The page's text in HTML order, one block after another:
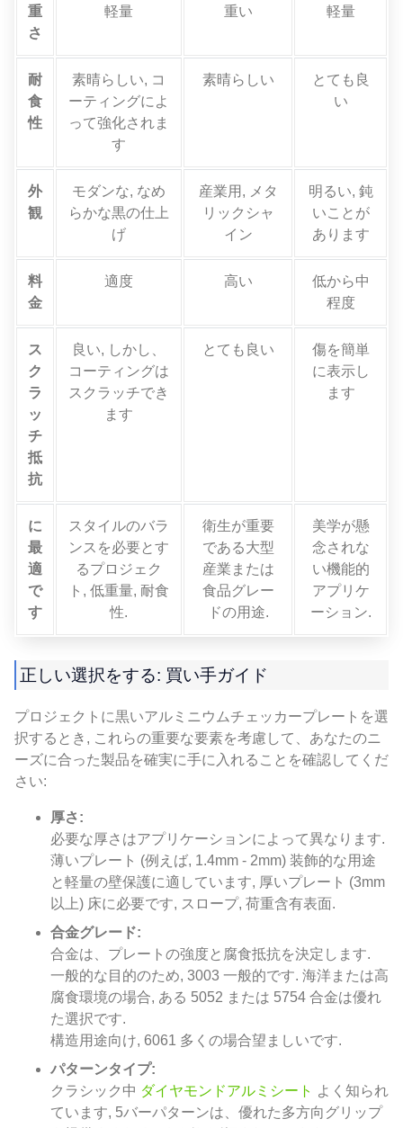
重
さ
軽量 重い 軽量
耐
食
性
素晴らしい, コ
ーティングによ
って強化されま
す
素晴らしい
とても良
い
外
観
モダンな, なめ
らかな黒の仕上
げ
産業用, メタ
リックシャ
イン
明るい, 鈍
いことが
あります
料
金
適度 高い
低から中
程度
ス
ク
ラ
ッ
チ
抵
抗
良い, しかし、
コーティングは
スクラッチでき
ます
とても良い
傷を簡単
に表示し
ます
に
最
適
で
す
スタイルのバラ
ンスを必要とす
るプロジェク
ト, 低重量, 耐食
性.
衛生が重要
である大型
産業または
食品グレー
ドの用途.
美学が懸
念されな
い機能的
アプリケ
ーション.
正しい選択をする: 買い手ガイド
プロジェクトに黒いアルミニウムチェッカープレートを選
択するとき, これらの重要な要素を考慮して、あなたのニ
ーズに合った製品を確実に手に入れることを確認してくだ
さい:
厚さ:
必要な厚さはアプリケーションによって異なります.
薄いプレート (例えば, 1.4mm - 2mm) 装飾的な用途
と軽量の壁保護に適しています, 厚いプレート (3mm
以上) 床に必要です, スロープ, 荷重含有表面.
合金グレード:
合金は、プレートの強度と腐食抵抗を決定します.
一般的な目的のため, 3003 一般的です. 海洋または高
腐食環境の場合, ある 5052 または 5754 合金は優れ
た選択です.
構造用途向け, 6061 多くの場合望ましいです.
パターンタイプ:
クラシック中 ダイヤモンドアルミシート よく知られ
ています, 5バーパターンは、優れた多方向グリップ